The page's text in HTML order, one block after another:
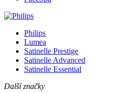
Philips
Lumea
Satinelle Prestige
Satinelle Advanced
Satinelle Essential
Další značky